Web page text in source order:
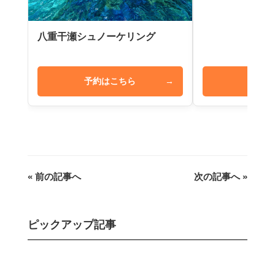
八重干瀬シュノーケリング
予約はこちら →
« 前の記事へ 次の記事へ »
ピックアップ記事